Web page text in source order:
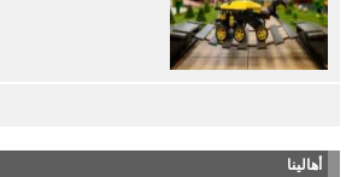
أهالينا